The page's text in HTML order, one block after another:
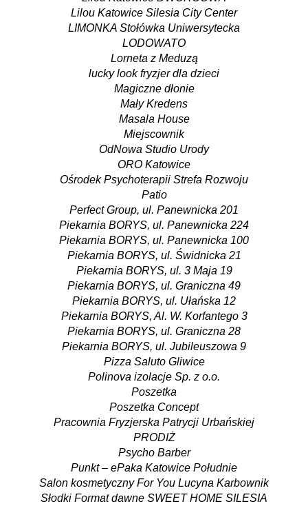
Lilou Katowice Silesia City Center
LIMONKA Stołówka Uniwersytecka
LODOWATO
Lorneta z Meduzą
lucky look fryzjer dla dzieci
Magiczne dłonie
Mały Kredens
Masala House
Miejscownik
OdNowa Studio Urody
ORO Katowice
Ośrodek Psychoterapii Strefa Rozwoju
Patio
Perfect Group, ul. Panewnicka 201
Piekarnia BORYS, ul. Panewnicka 224
Piekarnia BORYS, ul. Panewnicka 100
Piekarnia BORYS, ul. Świdnicka 21
Piekarnia BORYS, ul. 3 Maja 19
Piekarnia BORYS, ul. Graniczna 49
Piekarnia BORYS, ul. Ułańska 12
Piekarnia BORYS, Al. W. Korfantego 3
Piekarnia BORYS, ul. Graniczna 28
Piekarnia BORYS, ul. Jubileuszowa 9
Pizza Saluto Gliwice
Polinova izolacje Sp. z o.o.
Poszetka
Poszetka Concept
Pracownia Fryzjerska Patrycji Urbańskiej
PRODIŻ
Psycho Barber
Punkt – ePaka Katowice Południe
Salon kosmetyczny For You Lucyna Karbownik
Słodki Format dawne SWEET HOME SILESIA